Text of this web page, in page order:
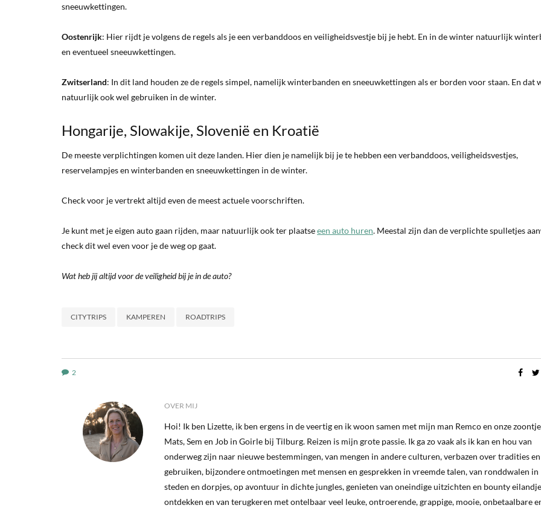
sneeuwkettingen.
Oostenrijk: Hier rijdt je volgens de regels als je een verbanddoos en veiligheidsvestje bij je hebt. En in de winter natuurlijk
en eventueel sneeuwkettingen.
Zwitserland: In dit land houden ze de regels simpel, namelijk winterbanden en sneeuwkettingen als er borden voor staan. En dat
natuurlijk ook wel gebruiken in de winter.
Hongarije, Slowakije, Slovenië en Kroatië
De meeste verplichtingen komen uit deze landen. Hier dien je namelijk bij je te hebben een verbanddoos, veiligheidsvestjes,
reservelampjes en winterbanden en sneeuwkettingen in de winter.
Check voor je vertrekt altijd even de meest actuele voorschriften.
Je kunt met je eigen auto gaan rijden, maar natuurlijk ook ter plaatseeen auto huren. Meestal zijn dan de verplichte spulletjes
check dit wel even voor je de weg op gaat.
Wat heb jij altijd voor de veiligheid bij je in de auto?
CITYTRIPS KAMPEREN ROADTRIPS
2
OVER MIJ
Hoi! Ik ben Lizette, ik ben ergens in de veertig en ik woon samen met mijn man Remco en onze
Mats, Sem en Job in Goirle bij Tilburg. Reizen is mijn grote passie. Ik ga zo vaak als ik kan en hou van
onderweg zijn naar nieuwe bestemmingen, van mengen in andere culturen, verbazen over tradities en
gebruiken, bijzondere ontmoetingen met mensen en gesprekken in vreemde talen, van ronddwalen in
steden en dorpjes, op avontuur in dichte jungles, genieten van oneindige uitzichten en bounty
ontdekken en van terugkeren met ontelbaar veel leuke, ontroerende, grappige, mooie, onbetaalbare